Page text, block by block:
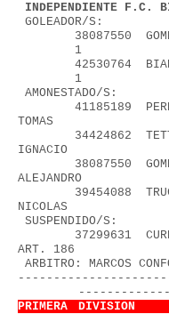
INDEPENDIENTE
GOLEADOR/S:
38087550
1
42530764
1
AMONESTADO/S:
41185189  PEREZ
34424862
IGNACIO
38087550  GOMEZ
39454088
SUSPENDIDO/S:
37299631
ART. 186
ARBITRO: